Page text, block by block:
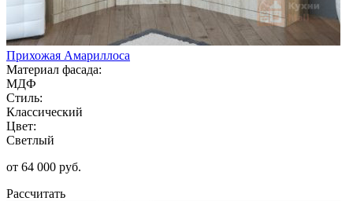
Прихожая Амариллоса
Материал фасада:
МДФ
Стиль:
Классический
Цвет:
Светлый
от 64 000 руб.
Рассчитать